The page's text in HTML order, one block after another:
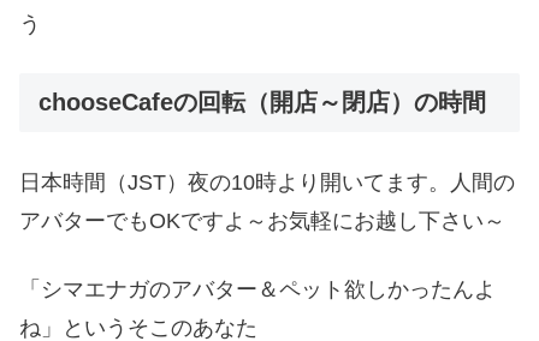
う
chooseCafeの回転（開店～閉店）の時間
日本時間（JST）夜の10時より開いてます。人間の
アバターでもOKですよ～お気軽にお越し下さい～
「シマエナガのアバター＆ペット欲しかったんよ
ね」というそこのあなた